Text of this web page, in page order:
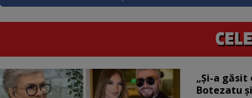
„Și-a găsit
Botezatu